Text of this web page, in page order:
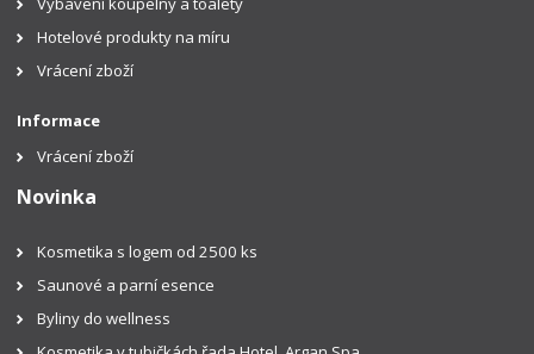
Hotelové produkty na míru
Vrácení zboží
Informace
Vrácení zboží
Novinka
Kosmetika s logem od 2500 ks
Saunové a parní esence
Byliny do wellness